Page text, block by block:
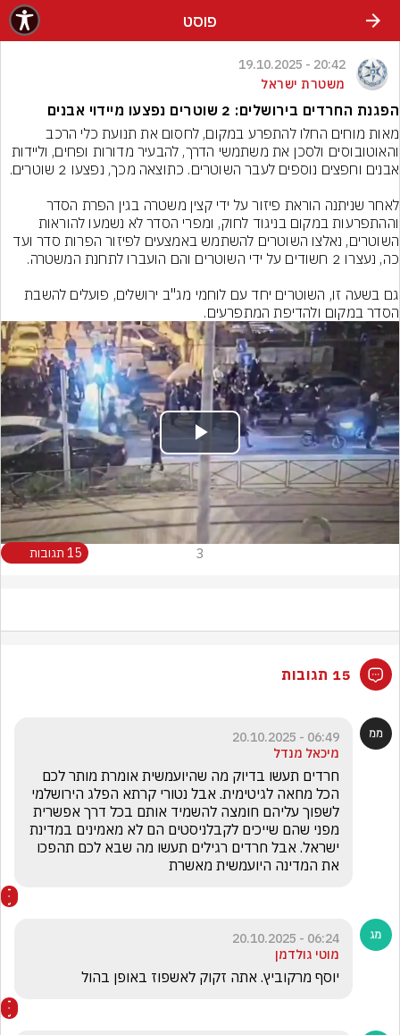
פוסט
20:42 - 19.10.2025
משטרת ישראל
הפגנת החרדים בירושלים: 2 שוטרים נפצעו מיידוי אבנים
מאות מוחים החלו להתפרע במקום, לחסום את תנועת כלי הרכב
השוטרים, נאלצו השוטרים להשתמש באמצעים לפיזור הפרות סדר ועד
גם בשעה זו, השוטרים יחד עם לוחמי מג"ב ירושלים, פועלים להשבת
הסדר במקום ולהדיפת המתפרעים.
Play
Video
3 15 תגובות
15 תגובות
06:49 - 20.10.2025
מיכאל מנדל
את המדינה היועמשית מאשרת
06:24 - 20.10.2025
מוטי גולדמן
יוסף מרקוביץ. אתה זקוק לאשפוז באופן בהול